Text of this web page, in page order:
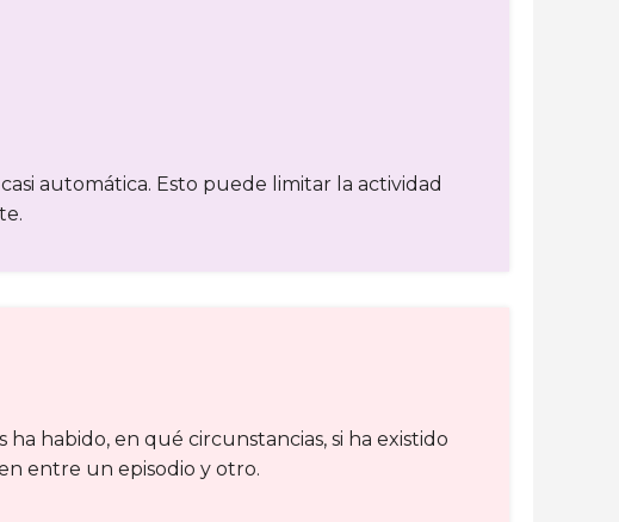
automática. Esto puede limitar la actividad
habido, en qué circunstancias, si ha existido
entre un episodio y otro.